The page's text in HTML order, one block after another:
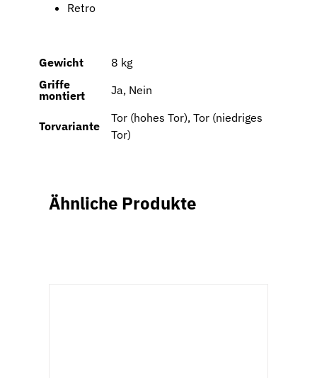
Retro
Gewicht
8 kg
Griffe
montiert
Ja, Nein
Torvariante
Tor (hohes Tor), Tor (niedriges
Tor)
Ähnliche Produkte